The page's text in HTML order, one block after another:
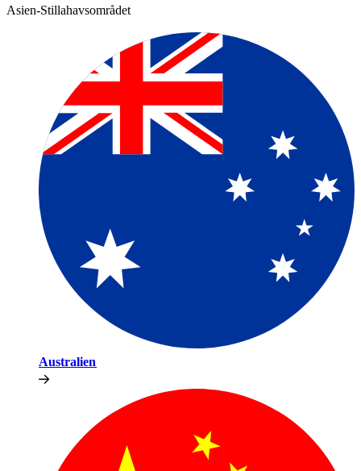
Asien-Stillahavsområdet​​
Australien​​